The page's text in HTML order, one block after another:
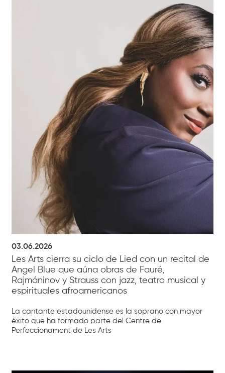
03.06.2026
Les Arts cierra su ciclo de Lied con un recital de
Angel Blue que aúna obras de Fauré,
Rajmáninov y Strauss con jazz, teatro musical y
espirituales afroamericanos
La cantante estadounidense es la soprano con mayor
éxito que ha formado parte del Centre de
Perfeccionament de Les Arts